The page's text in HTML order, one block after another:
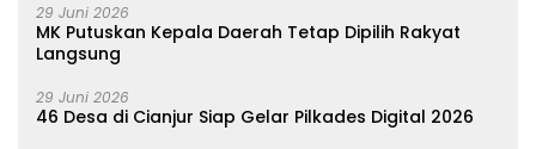
29 Juni 2026
MK Putuskan Kepala Daerah Tetap Dipilih Rakyat
Langsung
29 Juni 2026
46 Desa di Cianjur Siap Gelar Pilkades Digital 2026